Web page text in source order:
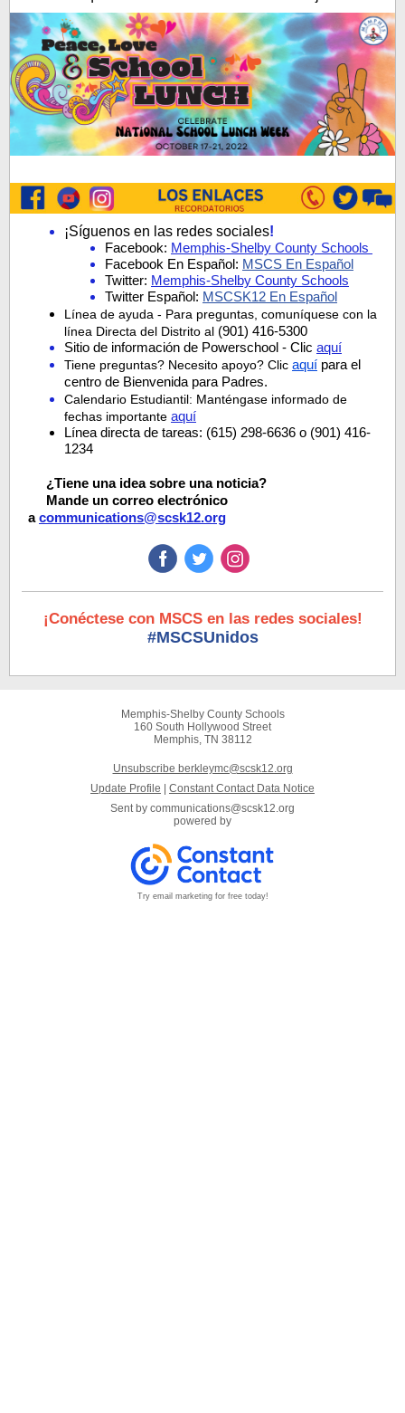
¡Síguenos en las redes sociales!
Facebook: Memphis-Shelby County Schools
Facebook En Español: MSCS En Español
Twitter: Memphis-Shelby County Schools
Twitter Español: MSCSK12 En Español
Línea de ayuda - Para preguntas, comuníquese con la
línea Directa del Distrito al (901) 416-5300
Sitio de información de Powerschool - Clic aquí
Tiene preguntas? Necesito apoyo? Clic aquí para el
centro de Bienvenida para Padres.
Calendario Estudiantil: Manténgase informado de
fechas importante aquí
Línea directa de tareas: (615) 298-6636 o (901) 416-
1234
¿Tiene una idea sobre una noticia?
Mande un correo electrónico
acommunications@scsk12.org
¡Conéctese con MSCS en las redes sociales!
#MSCSUnidos
Memphis-Shelby County Schools
160 South Hollywood Street
Memphis, TN 38112
Unsubscribe berkleymc@scsk12.org
Update Profile
Constant Contact Data Notice
Sent by communications@scsk12.org
powered by
Try email marketing for free today!